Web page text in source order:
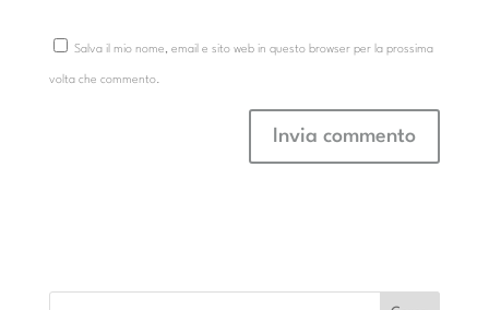
Salva il mio nome, email e sito web in questo browser per la prossima
volta che commento.